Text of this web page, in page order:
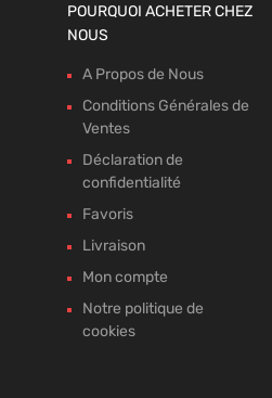
POURQUOI ACHETER CHEZ
NOUS
A Propos de Nous
Conditions Générales de
Ventes
Déclaration de
confidentialité
Favoris
Livraison
Mon compte
Notre politique de
cookies